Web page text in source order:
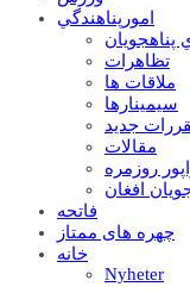
امورپناهندگي
پناهجويان
تظاهرات
ملاقات ها
سيمينارها
جديد
مقالات
روزمره
افغان
فاتحه
چهره های ممتاز
خانه
Nyheter